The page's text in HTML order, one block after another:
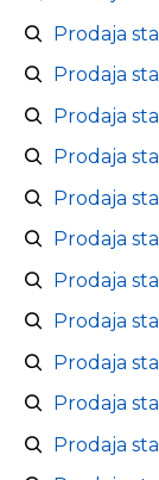
Prodaja
Prodaja
Prodaja
Prodaja
Prodaja
Prodaja
Prodaja
Prodaja
Prodaja
Prodaja
Prodaja